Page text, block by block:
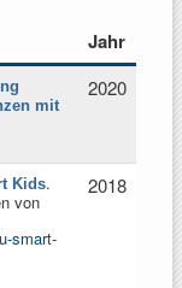
Jahr
mit
2020
Kids.
von
smart-
2018